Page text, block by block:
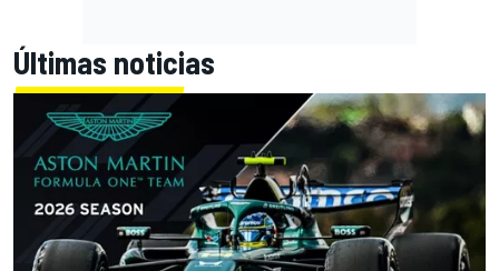
Últimas noticias